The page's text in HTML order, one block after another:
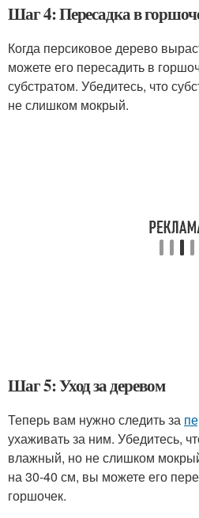
Шаг 4: Пересадка в
Когда персиковое дерево
можете его пересадить в
субстратом. Убедитесь, что
не слишком мокрый.
Шаг 5: Уход за деревом
Теперь вам нужно следить за
ухаживать за ним. Убедитесь,
влажный, но не слишком
на 30-40 см, вы можете его
горшочек.